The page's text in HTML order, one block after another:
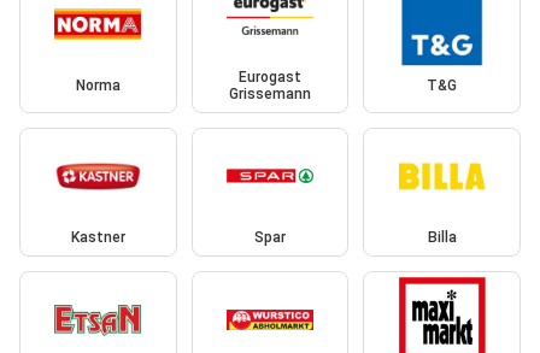
Norma
Eurogast
Grissemann
T&G
Kastner Spar Billa